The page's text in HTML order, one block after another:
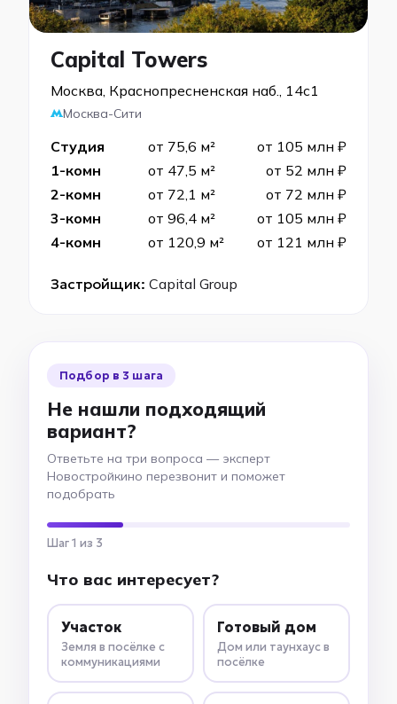
Capital Towers
Москва, Краснопресненская наб., 14с1
Москва-Сити
Студия от 75,6 м²
от 105 млн ₽
1-комн
от 47,5 м²
от 52 млн ₽
2-комн
от 72,1 м²
от 72 млн ₽
3-комн
от 96,4 м²
от 105 млн ₽
4-комн
от 120,9 м² от 121 млн ₽
Застройщик: Capital Group
Подбор в 3 шага
Не нашли подходящий
вариант?
Ответьте на три вопроса — эксперт
Новостройкино перезвонит и поможет
подобрать
Шаг 1 из 3
Что вас интересует?
Участок
Земля в посёлке с
коммуникациями
Готовый дом
Дом или таунхаус в
посёлке